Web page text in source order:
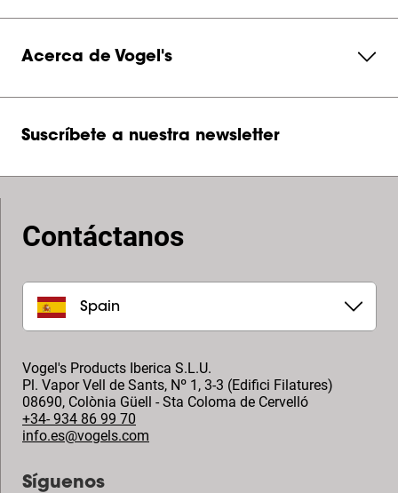
Acerca de Vogel's
Suscríbete a nuestra newsletter
Contáctanos
Spain
Vogel's Products Iberica S.L.U.
Pl. Vapor Vell de Sants, Nº 1, 3-3 (Edifici Filatures)
08690, Colònia Güell - Sta Coloma de Cervelló
+34- 934 86 99 70
info.es@vogels.com
Síguenos